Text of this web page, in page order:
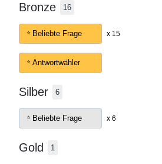
Bronze 16
Beliebte Frage x 15
Antwortwähler
Silber 6
Beliebte Frage x 6
Gold 1